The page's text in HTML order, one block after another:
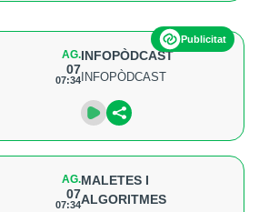
Publicitat
AG.
07
07:34
INFOPÒDCAST
INFOPÒDCAST
AG.
07
07:34
MALETES I
ALGORITMES